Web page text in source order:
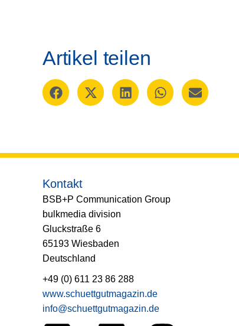
Artikel teilen
Kontakt
BSB+P Communication Group
bulkmedia division
Gluckstraße 6
65193 Wiesbaden
Deutschland
+49 (0) 611 23 86 288
www.schuettgutmagazin.de
info@schuettgutmagazin.de